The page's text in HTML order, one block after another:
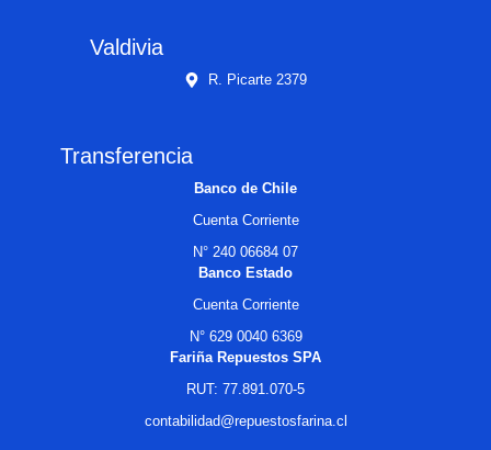
Valdivia
R. Picarte 2379
Transferencia
Banco de Chile
Cuenta Corriente
N° 240 06684 07
Banco Estado
Cuenta Corriente
N° 629 0040 6369
Fariña Repuestos SPA
RUT: 77.891.070-5
contabilidad@repuestosfarina.cl